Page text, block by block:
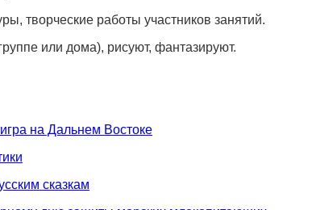
творческие работы участников занятий.
или дома), рисуют, фантазируют.
на Дальнем Востоке
сказкам